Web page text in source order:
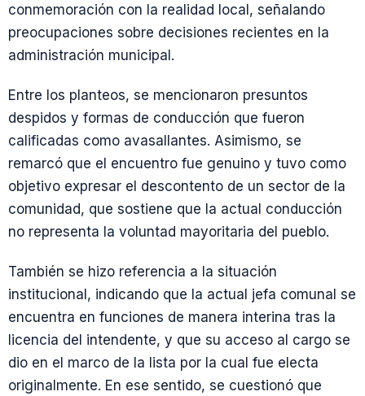
conmemoración con la realidad local, señalando
preocupaciones sobre decisiones recientes en la
administración municipal.
Entre los planteos, se mencionaron presuntos
despidos y formas de conducción que fueron
calificadas como avasallantes. Asimismo, se
remarcó que el encuentro fue genuino y tuvo como
objetivo expresar el descontento de un sector de la
comunidad, que sostiene que la actual conducción
no representa la voluntad mayoritaria del pueblo.
También se hizo referencia a la situación
institucional, indicando que la actual jefa comunal se
encuentra en funciones de manera interina tras la
licencia del intendente, y que su acceso al cargo se
dio en el marco de la lista por la cual fue electa
originalmente. En ese sentido, se cuestionó que